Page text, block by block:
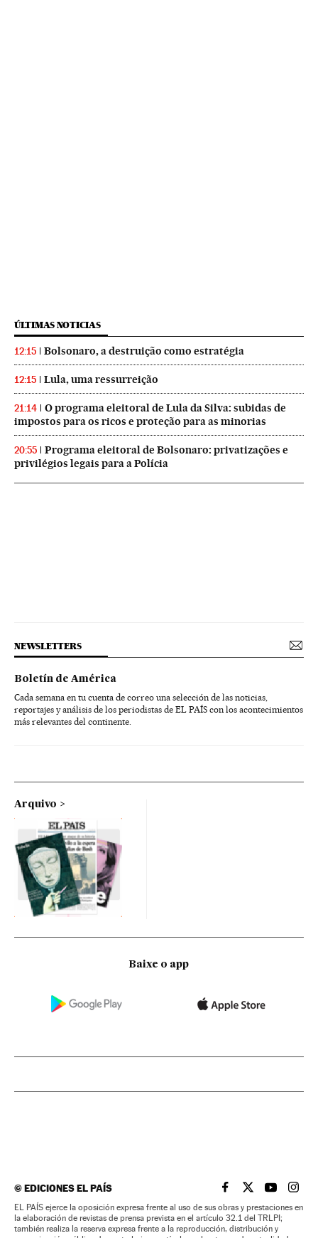
ÚLTIMAS NOTICIAS
12:15 Bolsonaro, a destruição como estratégia
12:15 Lula, uma ressurreição
21:14
O programa eleitoral de Lula da Silva: subidas de
impostos para os ricos e proteção para as minorias
20:55
Programa eleitoral de Bolsonaro: privatizações e
privilégios legais para a Polícia
NEWSLETTERS
Boletín de América
Cada semana en tu cuenta de correo una selección de las noticias,
reportajes y análisis de los periodistas de EL PAÍS con los acontecimientos
más relevantes del continente.
Arquivo
Baixe o app
©EDICIONES EL PAÍS EL PAÍS BRASIL EN
EL PAÍSEL PAÍS
EL
EL PAÍS ejerce la oposición expresa frente al uso de sus obras y prestaciones en
la elaboración de revistas de prensa prevista en el artículo 32.1 del TRLPI;
también realiza la reserva expresa frente a la reproducción, distribución y